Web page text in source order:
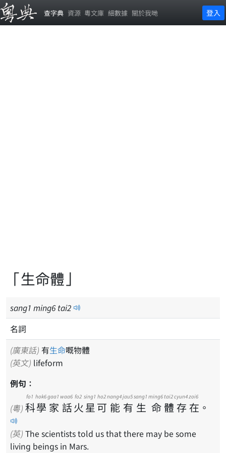
查字典 資源 粵文庫 細數據 關於我哋 登入
「生命體」
sang1 ming6tai2
名詞
(廣東話) 有生命嘅物體
(英文) lifeform
例句：
(粵) 科
fo1
學
hok6
家
gaa1
話
waa6
火
fo2
星
sing1
可
ho2
能
nang4
有
jau5
生
sang1
命
ming6
體
tai2
存
cyun4
在
zoi6
。
(英) The scientists told us that there may be some
living beings in Mars.